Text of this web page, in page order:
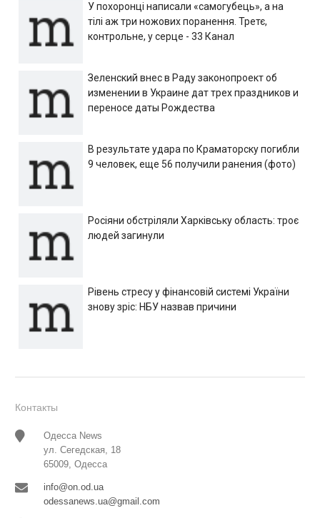
У похоронці написали «самогубець», а на
тілі аж три ножових поранення. Третє,
контрольне, у серце - 33 Канал
Зеленский внес в Раду законопроект об
изменении в Украине дат трех праздников и
переносе даты Рождества
В результате удара по Краматорску погибли
9 человек, еще 56 получили ранения (фото)
Росіяни обстріляли Харківську область: троє
людей загинули
Рівень стресу у фінансовій системі України
знову зріс: НБУ назвав причини
Контакты
Одесса News
ул. Сегедская, 18
65009, Одесса
info@on.od.ua
odessanews.ua@gmail.com